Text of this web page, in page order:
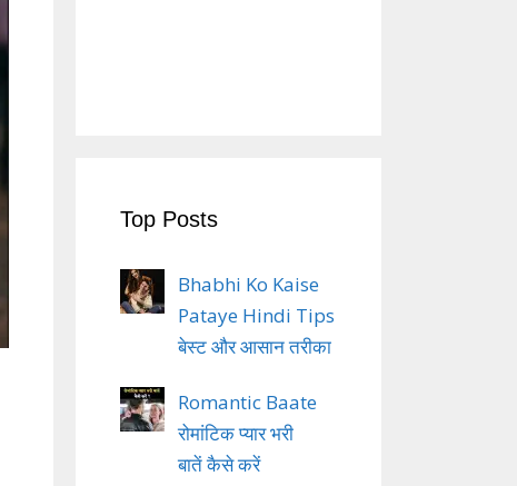
Top Posts
Bhabhi Ko Kaise
Pataye Hindi Tips
बेस्ट और आसान तरीका
Romantic Baate
रोमांटिक प्यार भरी
बातें कैसे करें